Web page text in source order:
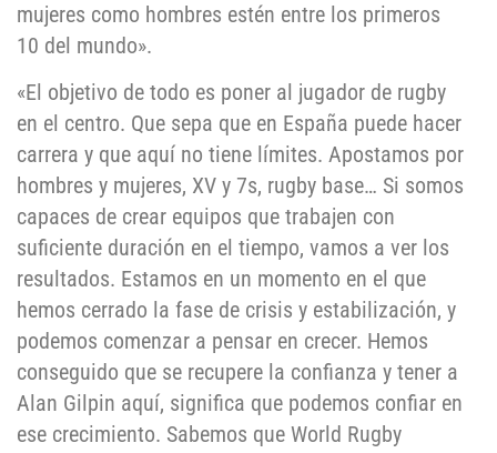
mujeres como hombres estén entre los primeros
10 del mundo».
«El objetivo de todo es poner al jugador de rugby
en el centro. Que sepa que en España puede hacer
carrera y que aquí no tiene límites. Apostamos por
hombres y mujeres, XV y 7s, rugby base… Si somos
capaces de crear equipos que trabajen con
suficiente duración en el tiempo, vamos a ver los
resultados. Estamos en un momento en el que
hemos cerrado la fase de crisis y estabilización, y
podemos comenzar a pensar en crecer. Hemos
conseguido que se recupere la confianza y tener a
Alan Gilpin aquí, significa que podemos confiar en
ese crecimiento. Sabemos que World Rugby